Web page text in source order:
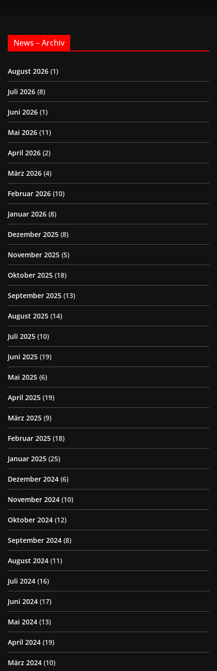
News – Archiv
August 2026 (1)
Juli 2026 (8)
Juni 2026 (1)
Mai 2026 (11)
April 2026 (2)
März 2026 (4)
Februar 2026 (10)
Januar 2026 (8)
Dezember 2025 (8)
November 2025 (5)
Oktober 2025 (18)
September 2025 (13)
August 2025 (14)
Juli 2025 (10)
Juni 2025 (19)
Mai 2025 (6)
April 2025 (19)
März 2025 (9)
Februar 2025 (18)
Januar 2025 (25)
Dezember 2024 (6)
November 2024 (10)
Oktober 2024 (12)
September 2024 (8)
August 2024 (11)
Juli 2024 (16)
Juni 2024 (17)
Mai 2024 (13)
April 2024 (19)
März 2024 (10)